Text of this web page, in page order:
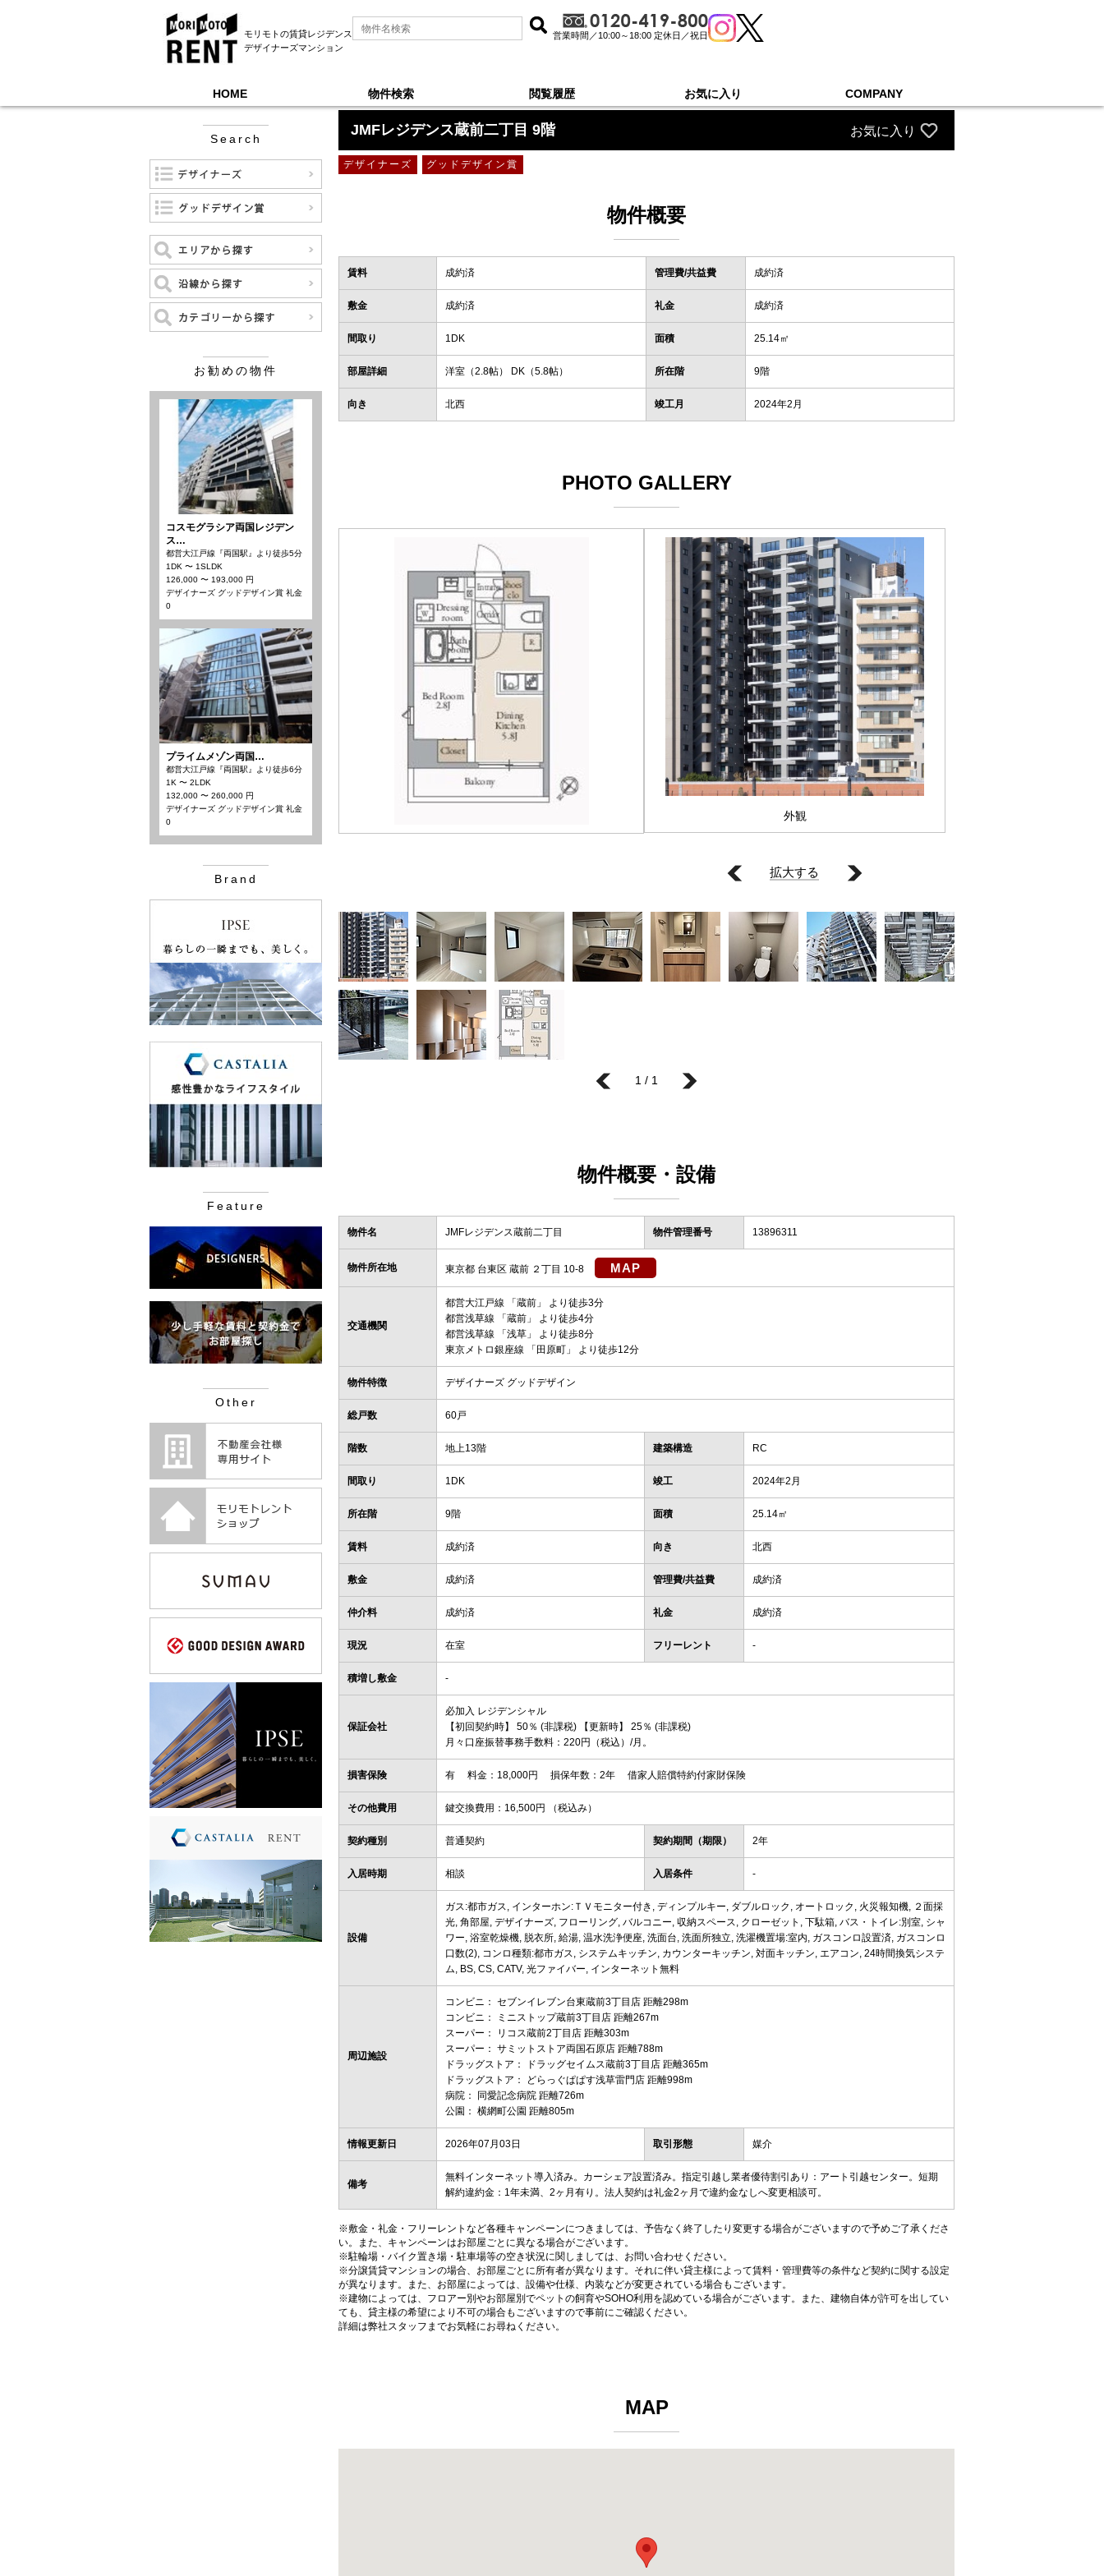
モリモトの賃貸レジデンス
デザイナーズマンション
営業時間／10:00～18:00 定休日／祝日
HOME 物件検索 閲覧履歴 お気に入り COMPANY
モリモトレントTOP ＞ JMFレジデンス蔵前二丁目 ＞ 9階
JMFレジデンス蔵前二丁目 9階 お気に入り
デザイナーズ グッドデザイン賞
物件概要
賃料 成約済 管理費/共益費 成約済
敷金 成約済 礼金 成約済
間取り 1DK 面積 25.14㎡
部屋詳細 洋室（2.8帖） DK（5.8帖） 所在階 9階
向き 北西 竣工月 2024年2月
PHOTO GALLERY
拡大する
外観
1 / 1
物件概要・設備
物件名 JMFレジデンス蔵前二丁目 物件管理番号 13896311
物件所在地 東京都 台東区 蔵前 ２丁目 10-8 MAP
交通機関
都営大江戸線 「 蔵前 」 より徒歩3分
都営浅草線 「 蔵前 」 より徒歩4分
都営浅草線 「 浅草 」 より徒歩8分
東京メトロ銀座線 「 田原町 」 より徒歩12分
物件特徴 デザイナーズ グッドデザイン
総戸数 60戸
階数 地上13階 建築構造 RC
間取り 1DK 竣工 2024年2月
所在階 9階 面積 25.14㎡
賃料 成約済 向き 北西
敷金 成約済 管理費/共益費 成約済
仲介料 成約済 礼金 成約済
現況 在室 フリーレント -
積増し敷金 -
保証会社
必加入 レジデンシャル
【初回契約時】 50％ (非課税) 【更新時】 25％ (非課税)
月々口座振替事務手数料：220円（税込）/月。
損害保険 有 料金：18,000円 損保年数：2年 借家人賠償特約付家財保険
その他費用 鍵交換費用：16,500円 （税込み）
契約種別 普通契約 契約期間（期限） 2年
入居時期 相談 入居条件 -
設備
ガス:都市ガス, インターホン:ＴＶモニター付き, ディンプルキー, ダブルロック, オートロック, 火災報知機, ２面採
光, 角部屋, デザイナーズ, フローリング, バルコニー, 収納スペース, クローゼット, 下駄箱, バス・トイレ:別室, シャ
ワー, 浴室乾燥機, 脱衣所, 給湯, 温水洗浄便座, 洗面台, 洗面所独立, 洗濯機置場:室内, ガスコンロ設置済, ガスコンロ
口数(2), コンロ種類:都市ガス, システムキッチン, カウンターキッチン, 対面キッチン, エアコン, 24時間換気システ
ム, BS, CS, CATV, 光ファイバー, インターネット無料
周辺施設
コンビニ： セブンイレブン台東蔵前3丁目店 距離298m
コンビニ： ミニストップ蔵前3丁目店 距離267m
スーパー： リコス蔵前2丁目店 距離303m
スーパー： サミットストア両国石原店 距離788m
ドラッグストア： ドラッグセイムス蔵前3丁目店 距離365m
ドラッグストア： どらっぐぱぱす浅草雷門店 距離998m
病院： 同愛記念病院 距離726m
公園： 横網町公園 距離805m
情報更新日 2026年07月03日 取引形態 媒介
備考
無料インターネット導入済み。カーシェア設置済み。指定引越し業者優待割引あり：アート引越センター。短期
解約違約金：1年未満、2ヶ月有り。法人契約は礼金2ヶ月で違約金なしへ変更相談可。
※敷金・礼金・フリーレントなど各種キャンペーンにつきましては、予告なく終了したり変更する場合がございますので予めご了承くださ
い。また、キャンペーンはお部屋ごとに異なる場合がございます。
※駐輪場・バイク置き場・駐車場等の空き状況に関しましては、お問い合わせください。
※分譲賃貸マンションの場合、お部屋ごとに所有者が異なります。それに伴い貸主様によって賃料・管理費等の条件など契約に関する設定
が異なります。また、お部屋によっては、設備や仕様、内装などが変更されている場合もございます。
※建物によっては、フロアー別やお部屋別でペットの飼育やSOHO利用を認めている場合がございます。また、建物自体が許可を出してい
ても、貸主様の希望により不可の場合もございますので事前にご確認ください。
詳細は弊社スタッフまでお気軽にお尋ねください。
MAP
Search
お勧めの物件
コスモグラシア両国レジデン
ス…
都営大江戸線『両国駅』より徒歩5分
1DK 〜 1SLDK
126,000 〜 193,000 円
デザイナーズ グッドデザイン賞 礼金
0
プライムメゾン両国…
都営大江戸線『両国駅』より徒歩6分
1K 〜 2LDK
132,000 〜 260,000 円
デザイナーズ グッドデザイン賞 礼金
0
Brand
Feature
Other